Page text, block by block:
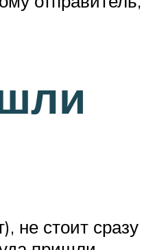
не стоит сразу